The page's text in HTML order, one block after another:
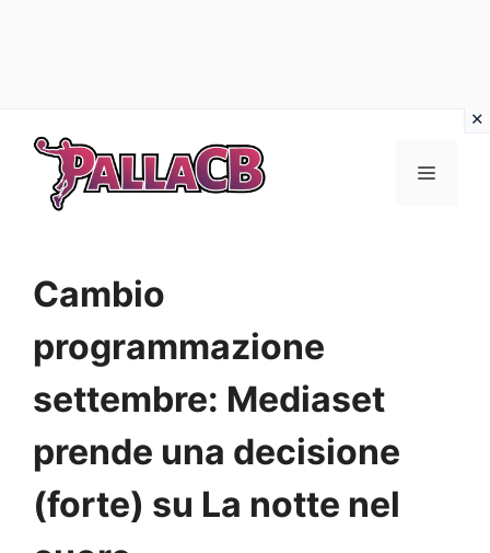
contenuto
Menu
Cambio
programmazione
settembre: Mediaset
prende una decisione
(forte) su La notte nel